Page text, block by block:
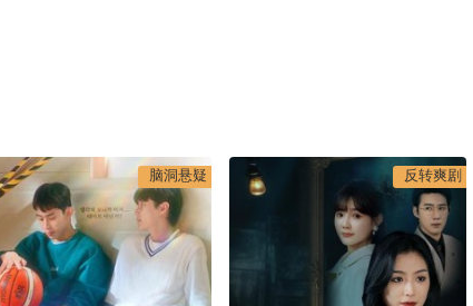
脑洞悬疑 反转爽剧